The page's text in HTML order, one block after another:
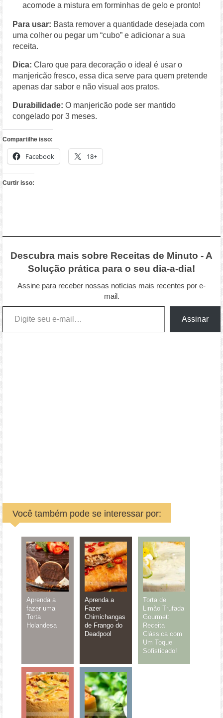
acomode a mistura em forminhas de gelo e pronto!
Para usar: Basta remover a quantidade desejada com
uma colher ou pegar um “cubo” e adicionar a sua
receita.
Dica: Claro que para decoração o ideal é usar o
manjericão fresco, essa dica serve para quem pretende
apenas dar sabor e não visual aos pratos.
Durabilidade: O manjericão pode ser mantido
congelado por 3 meses.
Compartilhe isso:
Facebook 18+
Curtir isso:
Descubra mais sobre Receitas de Minuto - A
Solução prática para o seu dia-a-dia!
Assine para receber nossas notícias mais recentes por e-
mail.
Digite seu e-mail…
Assinar
Você também pode se interessar por:
Aprenda a
fazer uma
Torta
Holandesa
Aprenda a
Fazer
Chimichangas
de Frango do
Deadpool
Torta de
Limão Trufada
Gourmet:
Receita
Clássica com
Um Toque
Sofisticado!